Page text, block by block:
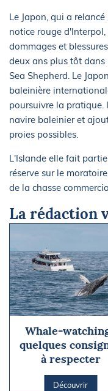
Le Japon, qui a
notice rouge
dommages et
deux ans plus tôt dans
Sea Shepherd. Le
baleinière
poursuivre la pratique.
navire baleinier et
proies possibles.
L'Islande elle fait
réserve sur le
de la chasse
La rédaction
Whale-
quelques
à respecter
Découvrir